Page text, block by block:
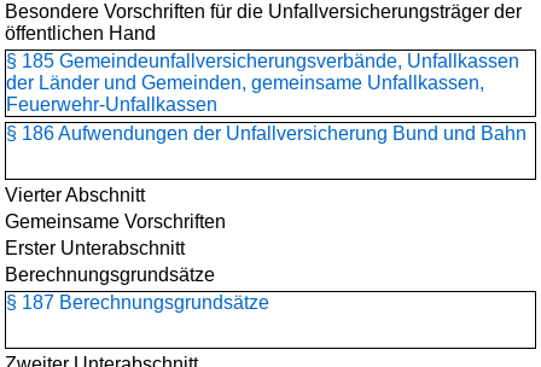
Besondere Vorschriften für die Unfallversicherungsträger der
öffentlichen Hand
§ 185 Gemeindeunfallversicherungs­verbände, Unfallkassen
der Länder und Gemeinden, gemeinsame Unfallkassen,
Feuerwehr-Unfallkassen
§ 186 Aufwendungen der Unfallversicherung Bund und Bahn
Vierter Abschnitt
Gemeinsame Vorschriften
Erster Unterabschnitt
Berechnungsgrundsätze
§ 187 Berechnungsgrundsätze